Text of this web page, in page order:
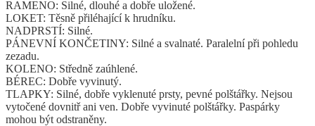
RAMENO: Silné, dlouhé a dobře uložené.
LOKET: Těsně přiléhající k hrudníku.
NADPRSTÍ: Silné.
PÁNEVNÍ KONČETINY: Silné a svalnaté. Paralelní při pohledu
zezadu.
KOLENO: Středně zaúhlené.
BÉREC: Dobře vyvinutý.
TLAPKY: Silné, dobře vyklenuté prsty, pevné polštářky. Nejsou
vytočené dovnitř ani ven. Dobře vyvinuté polštářky. Paspárky
mohou být odstraněny.